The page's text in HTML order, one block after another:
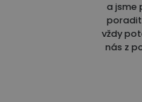
a jsme
vždy
nás z